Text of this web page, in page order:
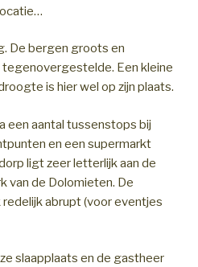
De bergen groots en
Een kleine
is hier wel op zijn plaats.
een aantal tussenstops bij
en een supermarkt
ligt zeer letterlijk aan de
van de Dolomieten. De
abrupt (voor eventjes
slaapplaats en de gastheer